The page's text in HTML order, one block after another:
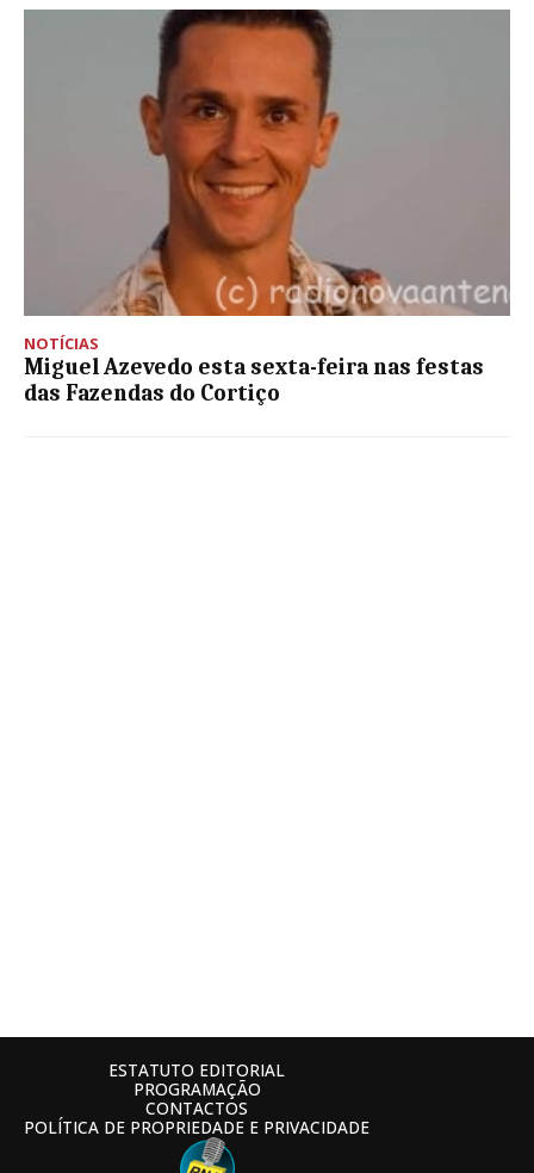
NOTÍCIAS
Miguel Azevedo esta sexta-feira nas festas
das Fazendas do Cortiço
ESTATUTO EDITORIAL
PROGRAMAÇÃO
CONTACTOS
POLÍTICA DE PROPRIEDADE E PRIVACIDADE